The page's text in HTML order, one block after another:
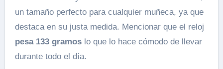
un tamaño perfecto para cualquier muñeca, ya que
destaca en su justa medida. Mencionar que el reloj
pesa 133 gramoslo que lo hace cómodo de llevar
durante todo el día.